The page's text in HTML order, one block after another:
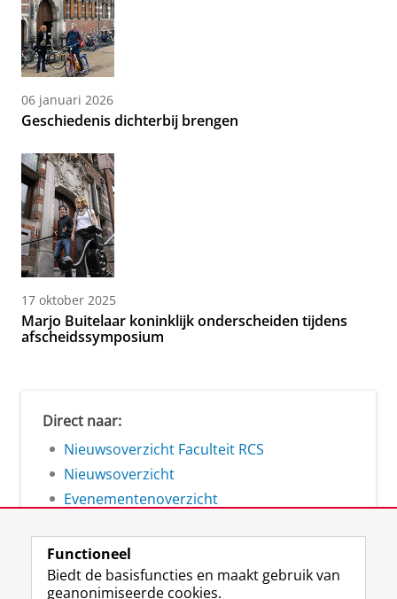
06 januari 2026
Geschiedenis dichterbij brengen
17 oktober 2025
Marjo Buitelaar koninklijk onderscheiden tijdens
afscheidssymposium
Direct naar:
Nieuwsoverzicht Faculteit RCS
Nieuwsoverzicht
Evenementenoverzicht
Functioneel
Biedt de basisfuncties en maakt gebruik van
geanonimiseerde cookies.